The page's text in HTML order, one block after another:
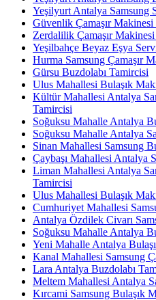
Yeşilyurt Antalya Samsung
Güvenlik Çamaşır
Zerdalilik Çamaşır
Yeşilbahçe Beyaz Eşya
Hurma Samsung Çamaşır
Gürsu Buzdolabı Tamircisi
Ulus Mahallesi Bulaşık
Kültür Mahallesi Antalya
Tamircisi
Soğuksu Mahalle Antalya
Soğuksu Mahalle Antalya
Sinan Mahallesi Samsung
Çaybaşı Mahallesi Antalya
Liman Mahallesi Antalya
Tamircisi
Ulus Mahallesi Bulaşık
Cumhuriyet Mahallesi
Antalya Özdilek Civarı
Soğuksu Mahalle Antalya
Yeni Mahalle Antalya
Kanal Mahallesi Samsung
Lara Antalya Buzdolabı
Meltem Mahallesi Antalya
Kırcami Samsung Bulaşık